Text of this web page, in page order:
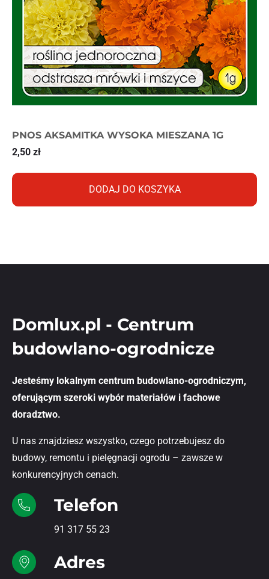
PNOS AKSAMITKA WYSOKA MIESZANA 1G
2,50 zł
DODAJ DO KOSZYKA
Domlux.pl - Centrum
budowlano-ogrodnicze
Jesteśmy lokalnym centrum budowlano-ogrodniczym,
oferującym szeroki wybór materiałów i fachowe
doradztwo.
U nas znajdziesz wszystko, czego potrzebujesz do
budowy, remontu i pielęgnacji ogrodu – zawsze w
konkurencyjnych cenach.
Telefon
91 317 55 23
Adres